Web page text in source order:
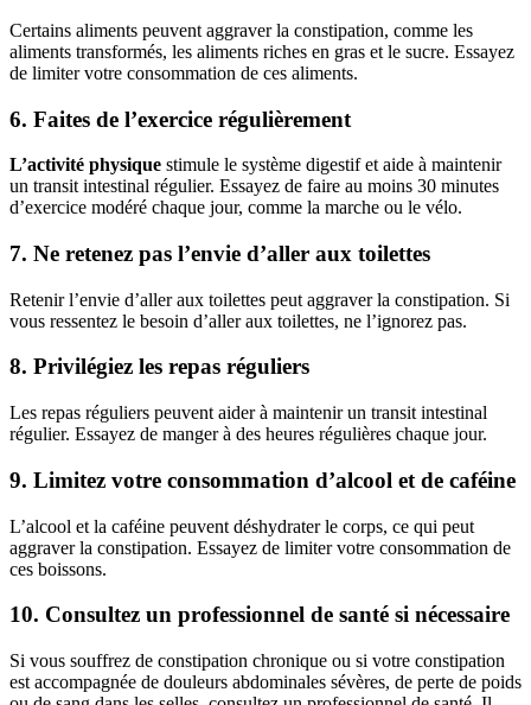
Certains aliments peuvent aggraver la constipation, comme les
aliments transformés, les aliments riches en gras et le sucre. Essayez
de limiter votre consommation de ces aliments.
6. Faites de l’exercice régulièrement
L’activité physique stimule le système digestif et aide à maintenir
un transit intestinal régulier. Essayez de faire au moins 30 minutes
d’exercice modéré chaque jour, comme la marche ou le vélo.
7. Ne retenez pas l’envie d’aller aux toilettes
Retenir l’envie d’aller aux toilettes peut aggraver la constipation. Si
vous ressentez le besoin d’aller aux toilettes, ne l’ignorez pas.
8. Privilégiez les repas réguliers
Les repas réguliers peuvent aider à maintenir un transit intestinal
régulier. Essayez de manger à des heures régulières chaque jour.
9. Limitez votre consommation d’alcool et de caféine
L’alcool et la caféine peuvent déshydrater le corps, ce qui peut
aggraver la constipation. Essayez de limiter votre consommation de
ces boissons.
10. Consultez un professionnel de santé si nécessaire
Si vous souffrez de constipation chronique ou si votre constipation
est accompagnée de douleurs abdominales sévères, de perte de poids